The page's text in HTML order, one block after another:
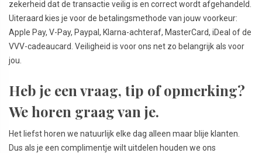
zekerheid dat de transactie veilig is en correct wordt afgehandeld.
Uiteraard kies je voor de betalingsmethode van jouw voorkeur:
Apple Pay, V-Pay, Paypal, Klarna-achteraf, MasterCard, iDeal of de
VVV-cadeaucard. Veiligheid is voor ons net zo belangrijk als voor
jou.
Heb je een vraag, tip of opmerking?
We horen graag van je.
Het liefst horen we natuurlijk elke dag alleen maar blije klanten.
Dus als je een complimentje wilt uitdelen houden we ons